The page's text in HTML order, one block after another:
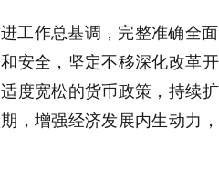
工作总基调，完整准确全
安全，坚定不移深化改革
度宽松的货币政策，持续
，增强经济发展内生动力